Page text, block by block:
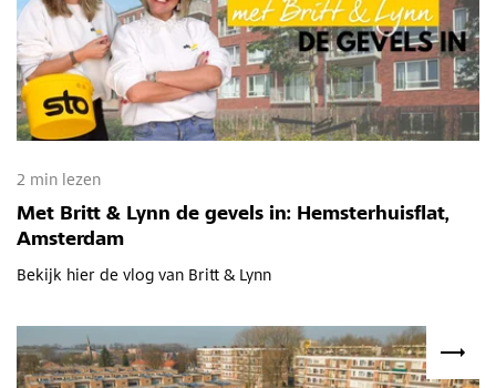
2 min lezen
Met Britt & Lynn de gevels in: Hemsterhuisflat,
Amsterdam
Bekijk hier de vlog van Britt & Lynn